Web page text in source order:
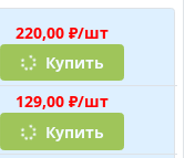
220,00 ₽/шт
Купить
129,00 ₽/шт
Купить